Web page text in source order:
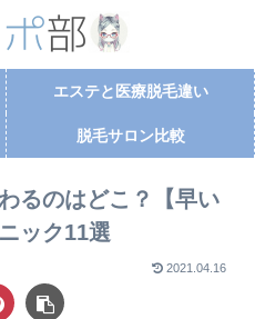
エステと医療脱毛違い
脱毛サロン比較
るのはどこ？【早い
ック11選
2021.04.16